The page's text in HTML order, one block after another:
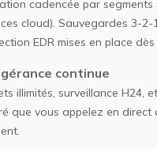
cadencée par segments
cloud). Sauvegardes 3-
EDR mises en place
continue
illimités, surveillance H24,
que vous appelez en direct